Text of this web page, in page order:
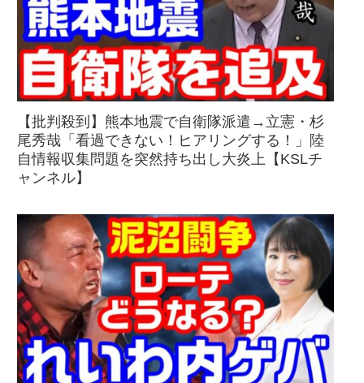
【批判殺到】熊本地震で自衛隊派遣→立憲・杉
尾秀哉「看過できない！ヒアリングする！」陸
自情報収集問題を突然持ち出し大炎上【KSLチ
ャンネル】